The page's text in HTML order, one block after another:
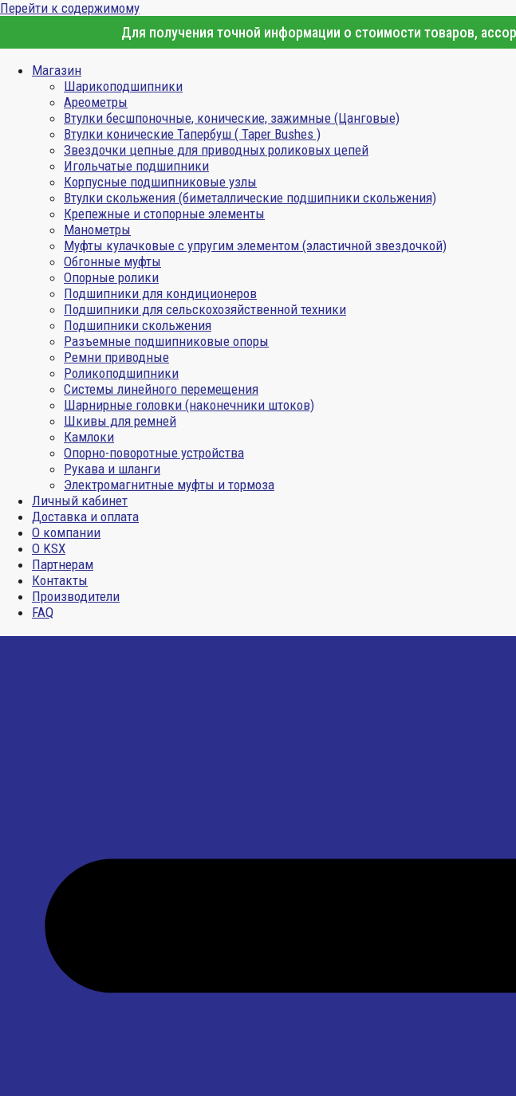
Перейти к содержимому
Для получения точной информации о стоимости товаров,
Магазин
Шарикоподшипники
Ареометры
Втулки бесшпоночные, конические, зажимные (Цанговые)
Втулки конические Тапербуш ( Taper Bushes )
Звездочки цепные для приводных роликовых цепей
Игольчатые подшипники
Корпусные подшипниковые узлы
Втулки скольжения (биметаллические подшипники скольжения)
Крепежные и стопорные элементы
Манометры
Муфты кулачковые с упругим элементом (эластичной звездочкой)
Обгонные муфты
Опорные ролики
Подшипники для кондиционеров
Подшипники для сельскохозяйственной техники
Подшипники скольжения
Разъемные подшипниковые опоры
Ремни приводные
Роликоподшипники
Системы линейного перемещения
Шарнирные головки (наконечники штоков)
Шкивы для ремней
Камлоки
Опорно-поворотные устройства
Рукава и шланги
Электромагнитные муфты и тормоза
Личный кабинет
Доставка и оплата
О компании
О KSX
Партнерам
Контакты
Производители
FAQ